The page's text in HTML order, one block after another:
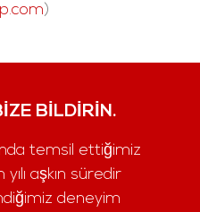
)
BILDIRIN.
temsil ettiğimiz
aşkın süredir
deneyim